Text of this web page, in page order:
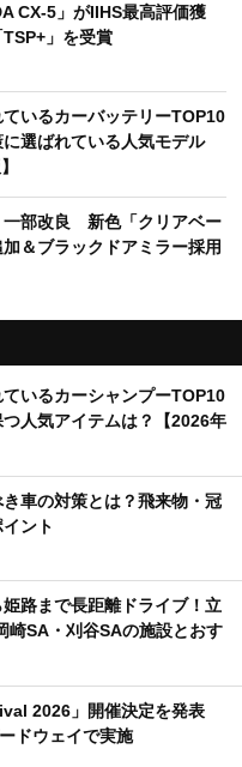
CX-5」がIIHS最高評価獲
」を受賞
ているカーバッテリーTOP10
に選ばれている人気モデル
一部改良 新色「クリアベー
＆ブラックドアミラー採用
ているカーシャンプーTOP10
つ人気アイテムは？【2026年
車の対策とは？飛来物・冠
ント
姫路まで長距離ドライブ！立
崎SA・刈谷SAの施設とおす
2026」開催決定を発表
ドウェイで実施